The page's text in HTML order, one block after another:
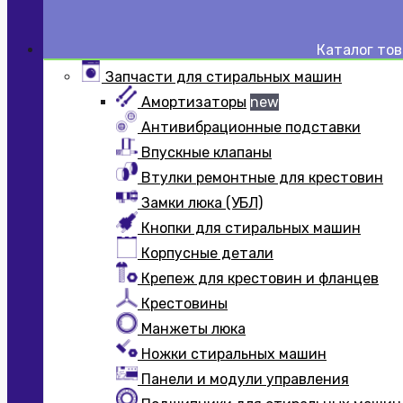
Каталог
Запчасти для стиральных машин
Амортизаторы new
Антивибрационные подставки
Впускные клапаны
Втулки ремонтные для крестовин
Замки люка (УБЛ)
Кнопки для стиральных машин
Корпусные детали
Крепеж для крестовин и фланцев
Крестовины
Манжеты люка
Ножки стиральных машин
Панели и модули управления